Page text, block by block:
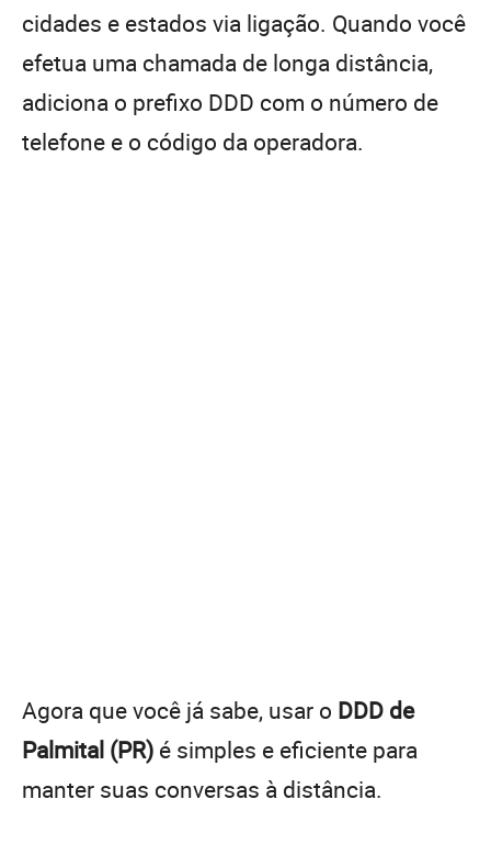
cidades e estados via ligação. Quando você
efetua uma chamada de longa distância,
adiciona o prefixo DDD com o número de
telefone e o código da operadora.
Agora que você já sabe, usar o DDD de
Palmital (PR) é simples e eficiente para
manter suas conversas à distância.